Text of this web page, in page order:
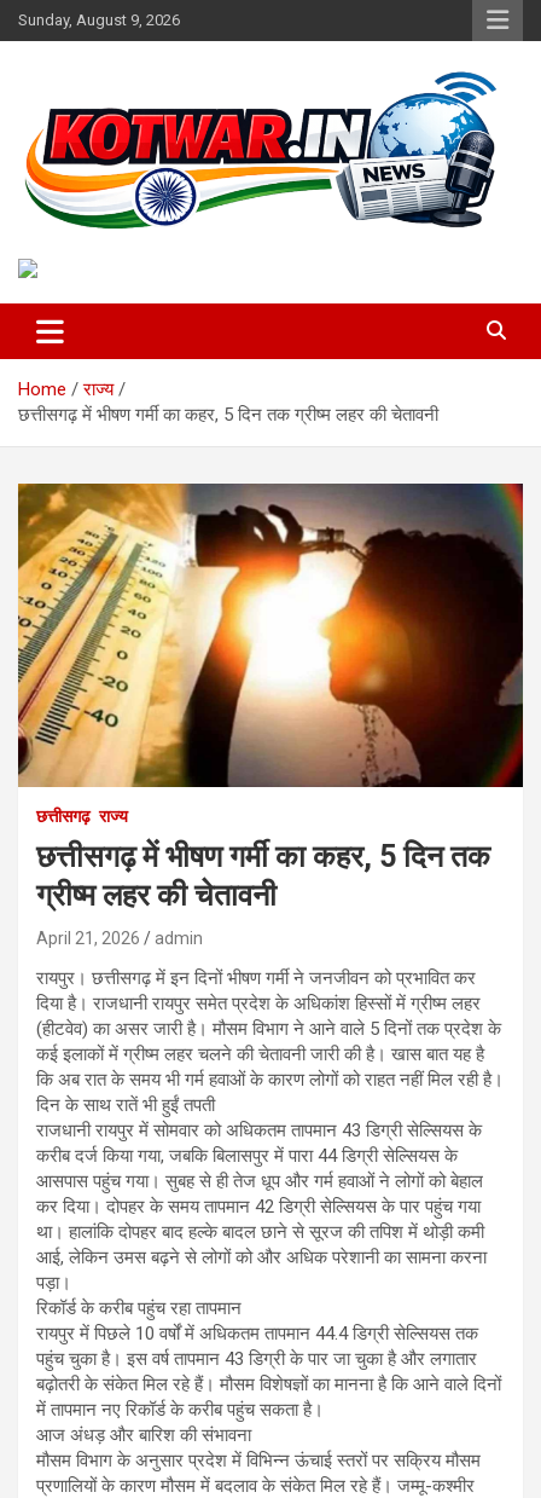
Skip
to
Sunday, August 9, 2026
kotwar.in
Home
राज्य
छत्तीसगढ़ में भीषण गर्मी का कहर, 5 दिन तक ग्रीष्म लहर की चेतावनी
छत्तीसगढ़ राज्य
छत्तीसगढ़ में भीषण गर्मी का कहर, 5 दिन तक
ग्रीष्म लहर की चेतावनी
April 21, 2026 admin
रायपुर। छत्तीसगढ़ में इन दिनों भीषण गर्मी ने जनजीवन को प्रभावित कर
दिया है। राजधानी रायपुर समेत प्रदेश के अधिकांश हिस्सों में ग्रीष्म लहर
(हीटवेव) का असर जारी है। मौसम विभाग ने आने वाले 5 दिनों तक प्रदेश के
कई इलाकों में ग्रीष्म लहर चलने की चेतावनी जारी की है। खास बात यह है
कि अब रात के समय भी गर्म हवाओं के कारण लोगों को राहत नहीं मिल रही है।
दिन के साथ रातें भी हुईं तपती
राजधानी रायपुर में सोमवार को अधिकतम तापमान 43 डिग्री सेल्सियस के
करीब दर्ज किया गया, जबकि बिलासपुर में पारा 44 डिग्री सेल्सियस के
आसपास पहुंच गया। सुबह से ही तेज धूप और गर्म हवाओं ने लोगों को बेहाल
कर दिया। दोपहर के समय तापमान 42 डिग्री सेल्सियस के पार पहुंच गया
था। हालांकि दोपहर बाद हल्के बादल छाने से सूरज की तपिश में थोड़ी कमी
आई, लेकिन उमस बढ़ने से लोगों को और अधिक परेशानी का सामना करना
पड़ा।
रिकॉर्ड के करीब पहुंच रहा तापमान
रायपुर में पिछले 10 वर्षों में अधिकतम तापमान 44.4 डिग्री सेल्सियस तक
पहुंच चुका है। इस वर्ष तापमान 43 डिग्री के पार जा चुका है और लगातार
बढ़ोतरी के संकेत मिल रहे हैं। मौसम विशेषज्ञों का मानना है कि आने वाले दिनों
में तापमान नए रिकॉर्ड के करीब पहुंच सकता है।
आज अंधड़ और बारिश की संभावना
मौसम विभाग के अनुसार प्रदेश में विभिन्न ऊंचाई स्तरों पर सक्रिय मौसम
प्रणालियों के कारण मौसम में बदलाव के संकेत मिल रहे हैं। जम्मू-कश्मीर